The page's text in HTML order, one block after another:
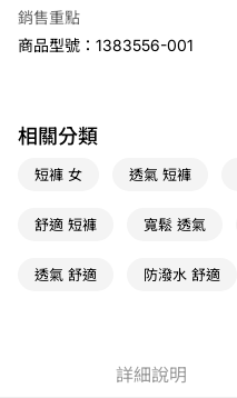
銷售重點
商品型號：1383556-001
相關分類
短褲 女 透氣 短褲
舒適 短褲 寬鬆 透氣
透氣 舒適 防潑水 舒適
詳細說明